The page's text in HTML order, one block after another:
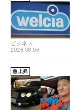
ビジネス
2026.08.06
急上昇